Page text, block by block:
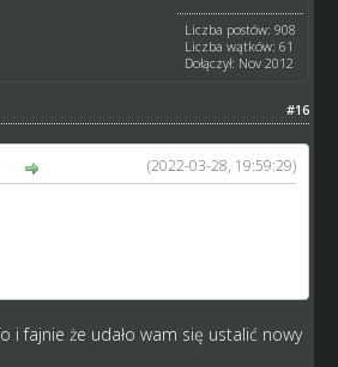
Liczba postów: 908
Liczba wątków: 61
Dołączył: Nov 2012
#16
(2022-03-28, 19:59:29)
i fajnie że udało wam się ustalić nowy